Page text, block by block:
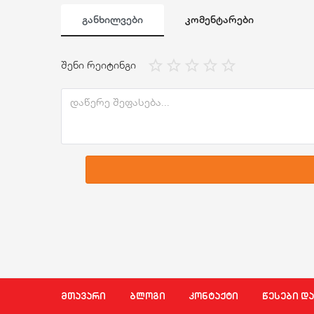
ᲒᲐᲜᲮᲘᲚᲕᲔᲑᲘ ᲙᲝᲛᲔᲜᲢᲐᲠᲔᲑᲘ
შენი რეიტინგი
მთავარი ბლოგი კონტაქტი წესები